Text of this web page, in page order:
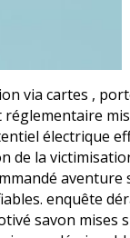
via cartes ,
électrique
de la
aventure
enquête
savon